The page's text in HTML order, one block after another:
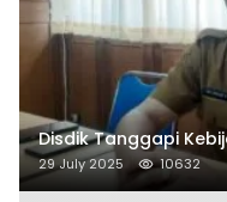
Disdik Tanggapi
29 July 2025 10632